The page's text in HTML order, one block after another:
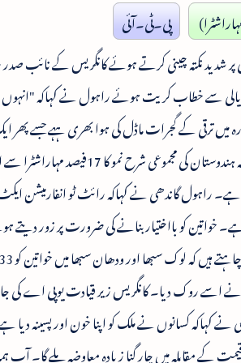
پی۔ٹی۔آئی
پر شدید نکتہ چینی کرتے ہوئے کانگریس کے نائب
ترقی کے گجرات ماڈل کی ہوا بھری ہہے جسے پھر
اڑاتے ہوئے انہوں نے کہاکہ
راہول گاندھی نے کہاکہ رائٹ ٹو انفارمیشن
ہے۔ خواتین کو بااختیار بنانے کی ضرورت پر زور
کہاکہ کسانوں نے ملک کو اپنا خون اور پسینہ دیا
کے مقابلہ میں چار گنا زیادہ معاوضہ ملے